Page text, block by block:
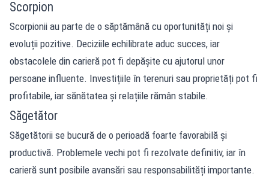
Scorpion
Scorpionii au parte de o săptămână cu oportunități noi și
evoluții pozitive. Deciziile echilibrate aduc succes, iar
obstacolele din carieră pot fi depășite cu ajutorul unor
persoane influente. Investițiile în terenuri sau proprietăți pot fi
profitabile, iar sănătatea și relațiile rămân stabile.
Săgetător
Săgetătorii se bucură de o perioadă foarte favorabilă și
productivă. Problemele vechi pot fi rezolvate definitiv, iar în
carieră sunt posibile avansări sau responsabilități importante.